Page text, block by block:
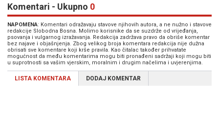
Komentari - Ukupno 0
NAPOMENA: Komentari odražavaju stavove njihovih autora, a ne nužno i stavove
redakcije Slobodna Bosna. Molimo korisnike da se suzdrže od vrijeđanja,
psovanja i vulgarnog izražavanja. Redakcija zadržava pravo da obriše komentar
bez najave i objašnjenja. Zbog velikog broja komentara redakcija nije dužna
obrisati sve komentare koji krše pravila. Kao čitalac također prihvatate
mogućnost da među komentarima mogu biti pronađeni sadržaji koji mogu biti
u suprotnosti sa vašim vjerskim, moralnim i drugim načelima i uvjerenjima.
LISTA KOMENTARA DODAJ KOMENTAR